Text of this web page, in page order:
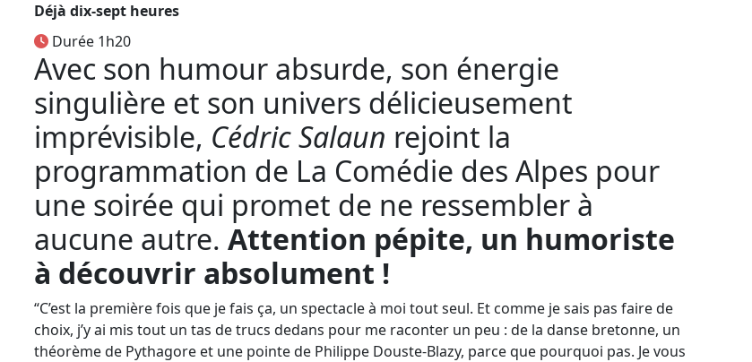
Déjà dix-sept heures
Durée 1h20
Avec son humour absurde, son énergie
singulière et son univers délicieusement
imprévisible, Cédric Salaun rejoint la
programmation de La Comédie des Alpes pour
une soirée qui promet de ne ressembler à
aucune autre.Attention pépite, un humoriste
à découvrir absolument !
“C’est la première fois que je fais ça, un spectacle à moi tout seul. Et comme je sais pas faire de
choix, j’y ai mis tout un tas de trucs dedans pour me raconter un peu : de la danse bretonne, un
théorème de Pythagore et une pointe de Philippe Douste-Blazy, parce que pourquoi pas. Je vous